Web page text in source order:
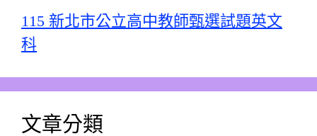
115 新北市公立高中教師甄選試題英文
科
文章分類